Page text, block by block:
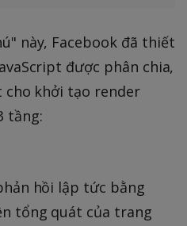
này, Facebook đã thiết
được phân chia,
cho khởi tạo render
tầng:
hồi lập tức bằng
tổng quát của trang